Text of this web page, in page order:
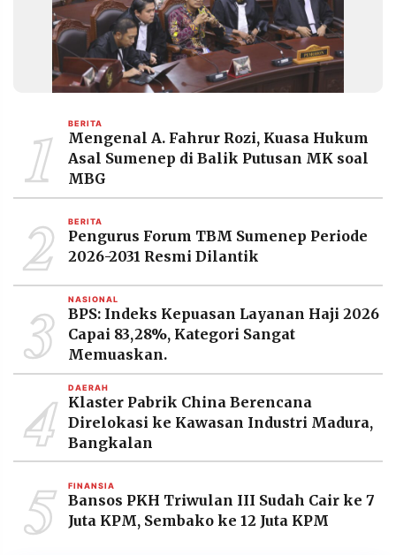
RESOLUSI
MEDIA
PRAMUDITA
©
Resolusi.co
2026
RESOLUSI
MEDIA
PRAMUDITA
1 BERITA
Mengenal A. Fahrur Rozi, Kuasa Hukum
Asal Sumenep di Balik Putusan MK soal
MBG
2 BERITA
Pengurus Forum TBM Sumenep Periode
2026-2031 Resmi Dilantik
3 NASIONAL
BPS: Indeks Kepuasan Layanan Haji 2026
Capai 83,28%, Kategori Sangat
Memuaskan.
4 DAERAH
Klaster Pabrik China Berencana
Direlokasi ke Kawasan Industri Madura,
Bangkalan
5 FINANSIA
Bansos PKH Triwulan III Sudah Cair ke 7
Juta KPM, Sembako ke 12 Juta KPM